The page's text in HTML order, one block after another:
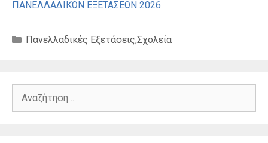
ΠΑΝΕΛΛΑΔΙΚΩΝ ΕΞΕΤΑΣΕΩΝ 2026
Κατηγορίες
Πανελλαδικές Εξετάσεις,Σχολεία
Αναζήτηση